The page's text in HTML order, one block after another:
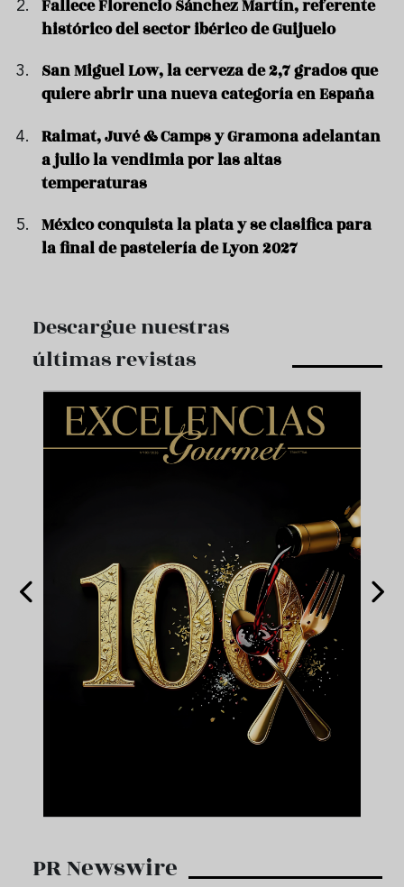
Fallece Florencio Sánchez Martín, referente
histórico del sector ibérico de Guijuelo
San Miguel Low, la cerveza de 2,7 grados que
quiere abrir una nueva categoría en España
Raimat, Juvé & Camps y Gramona adelantan
a julio la vendimia por las altas
temperaturas
México conquista la plata y se clasifica para
la final de pastelería de Lyon 2027
Descargue nuestras
últimas revistas
PR Newswire